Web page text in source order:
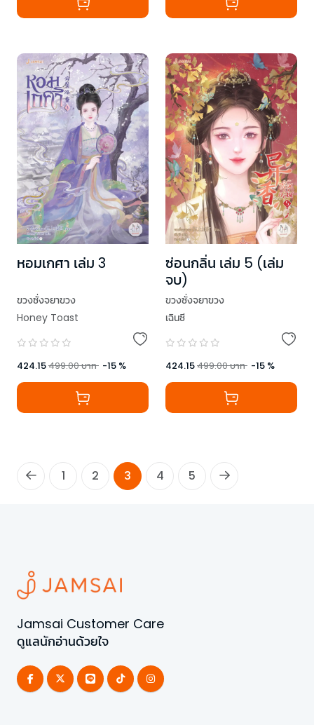
หอมเกศา เล่ม 3
ขวงซั่งจยาขวง
Honey Toast
424.15499.00บาท -15 %
ซ่อนกลิ่น เล่ม 5 (เล่ม
จบ)
ขวงซั่งจยาขวง
เฉินซี
424.15499.00บาท -15 %
1 2 3 4 5
Jamsai Customer Care
ดูแลนักอ่านด้วยใจ